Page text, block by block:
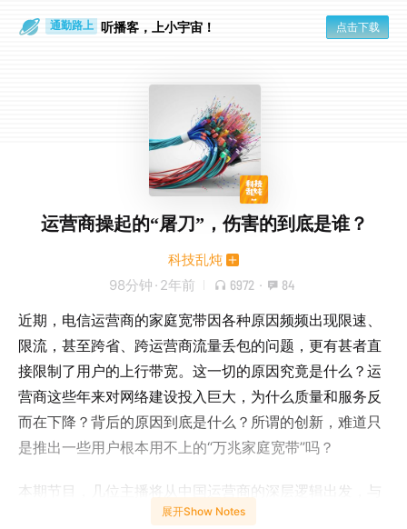
通勤路上 听播客，上小宇宙！ 点击下载
运营商操起的“屠刀”，伤害的到底是谁？
科技乱炖
98分钟 · 2年前 6972 · 84
近期，电信运营商的家庭宽带因各种原因频频出现限速、
限流，甚至跨省、跨运营商流量丢包的问题，更有甚者直
接限制了用户的上行带宽。这一切的原因究竟是什么？运
营商这些年来对网络建设投入巨大，为什么质量和服务反
而在下降？背后的原因到底是什么？所谓的创新，难道只
是推出一些用户根本用不上的“万兆家庭宽带”吗？
本期节目，几位主播将从中国运营商的深层逻辑出发，与
你一起探讨这些问题背后的原因以及应对之道。
展开Show Notes